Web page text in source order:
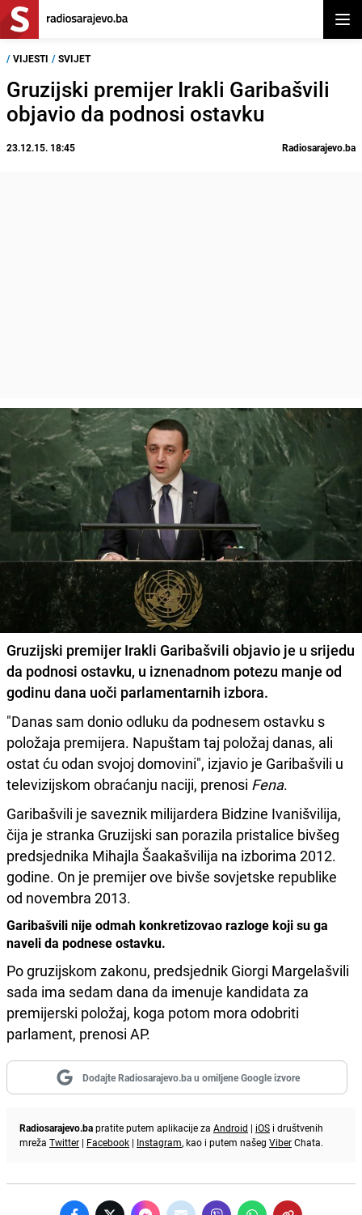
/ VIJESTI / SVIJET
Gruzijski premijer Irakli Garibašvili
objavio da podnosi ostavku
23.12.15. 18:45 Radiosarajevo.ba
Gruzijski premijer Irakli Garibašvili objavio je u srijedu
da podnosi ostavku, u iznenadnom potezu manje od
godinu dana uoči parlamentarnih izbora.
"Danas sam donio odluku da podnesem ostavku s
položaja premijera. Napuštam taj položaj danas, ali
ostat ću odan svojoj domovini", izjavio je Garibašvili u
televizijskom obraćanju naciji, prenosi Fena.
Garibašvili je saveznik milijardera Bidzine Ivanišvilija,
čija je stranka Gruzijski san porazila pristalice bivšeg
predsjednika Mihajla Šaakašvilija na izborima 2012.
godine. On je premijer ove bivše sovjetske republike
od novembra 2013.
Garibašvili nije odmah konkretizovao razloge koji su ga
naveli da podnese ostavku.
Po gruzijskom zakonu, predsjednik Giorgi Margelašvili
sada ima sedam dana da imenuje kandidata za
premijerski položaj, koga potom mora odobriti
parlament, prenosi AP.
Dodajte Radiosarajevo.ba u omiljene Google izvore
Radiosarajevo.bapratite putem aplikacije za Android | iOS i društvenih
mreža Twitter | Facebook | Instagram, kao i putem našeg ViberChata.